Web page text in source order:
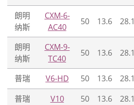
朗明
纳斯
CXM-6-
AC40
50 13.6 28.1
朗明
纳斯
CXM-9-
TC40
50 13.6 28.1
普瑞 V6-HD 50 13.6 28.1
普瑞
V10 50 13.6 28.1